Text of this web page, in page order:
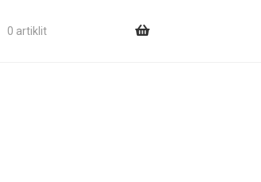
0 artiklit